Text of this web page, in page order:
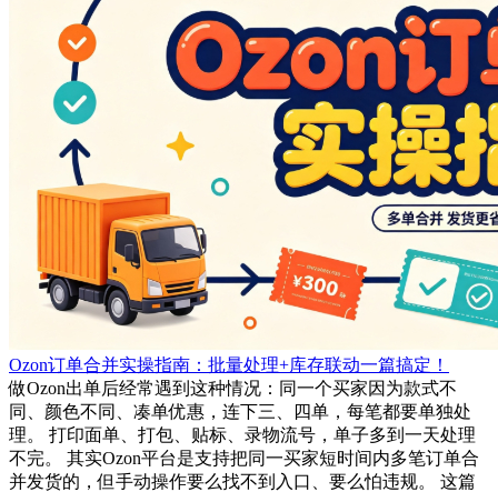
Ozon订单合并实操指南：批量处理+库存联动一篇搞定！
做Ozon出单后经常遇到这种情况：同一个买家因为款式不
同、颜色不同、凑单优惠，连下三、四单，每笔都要单独处
理。 打印面单、打包、贴标、录物流号，单子多到一天处理
不完。 其实Ozon平台是支持把同一买家短时间内多笔订单合
并发货的，但手动操作要么找不到入口、要么怕违规。 这篇